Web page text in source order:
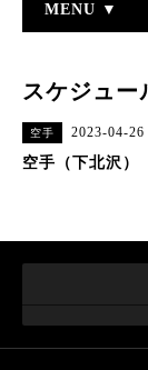
MENU ▼
スケジュー
空手 2023-04-26
空手（下北沢）